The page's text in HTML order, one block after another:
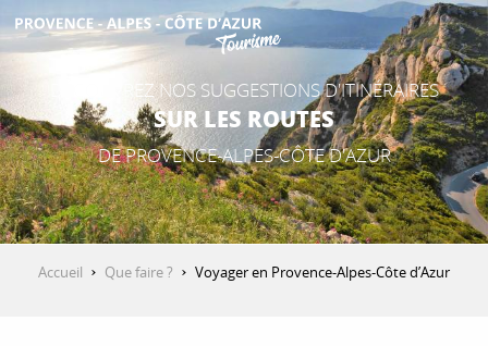
Aller
au
principal
DÉCOUVRIR
DÉCOUVREZ NOS SUGGESTIONS D'ITINÉRAIRES
SUR LES ROUTES
DE PROVENCE-ALPES-CÔTE D'AZUR
Accueil Que faire ? Voyager en Provence-Alpes-Côte d’Azur